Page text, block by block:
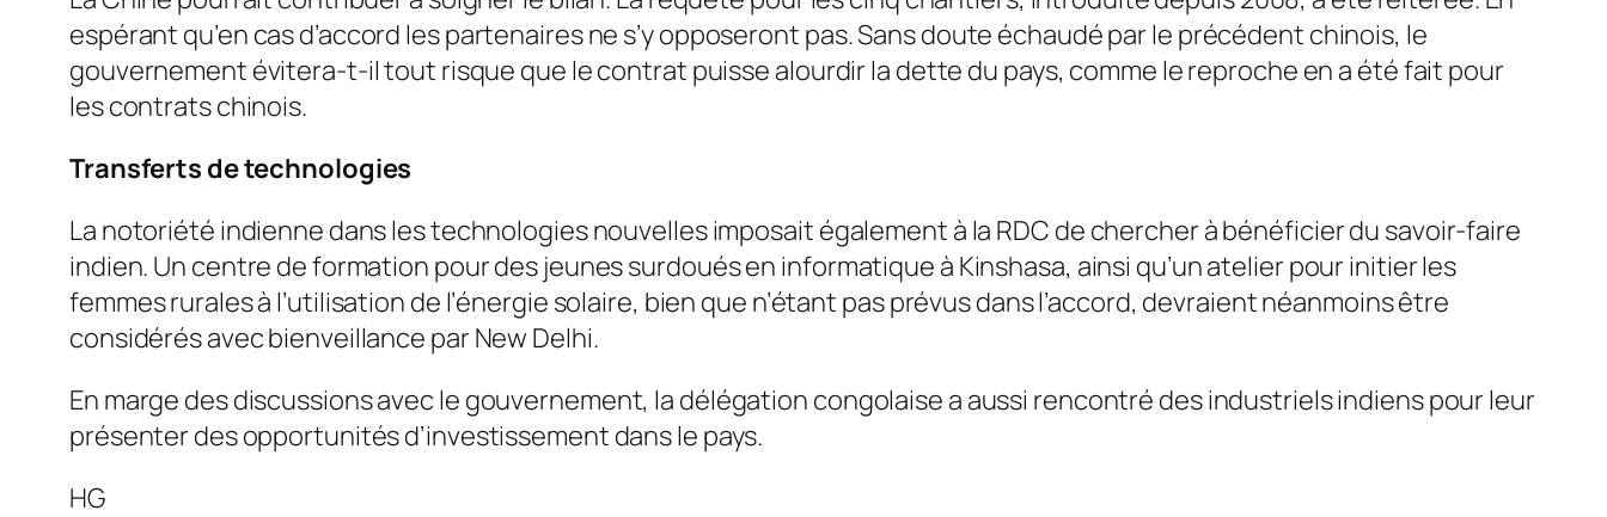
espérant qu’en cas d’accord les partenaires ne s’y opposeront pas. Sans doute échaudé par le précédent chinois, le
gouvernement évitera-t-il tout risque que le contrat puisse alourdir la dette du pays, comme le reproche en a été fait pour
les contrats chinois.
Transferts de technologies
La notoriété indienne dans les technologies nouvelles imposait également à la RDC de chercher à bénéficier du savoir-faire
indien. Un centre de formation pour des jeunes surdoués en informatique à Kinshasa, ainsi qu’un atelier pour initier les
femmes rurales à l’utilisation de l’énergie solaire, bien que n’étant pas prévus dans l’accord, devraient néanmoins être
considérés avec bienveillance par New Delhi.
En marge des discussions avec le gouvernement, la délégation congolaise a aussi rencontré des industriels indiens pour leur
présenter des opportunités d’investissement dans le pays.
HG